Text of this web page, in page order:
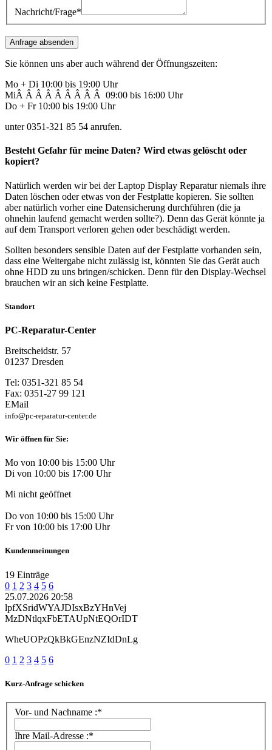
Nachricht/Frage*
Sie können uns aber auch während der Öffnungszeiten:
Mo + Di 10:00 bis 19:00 Uhr
MiÂ Â Â Â Â Â Â Â Â 09:00 bis 16:00 Uhr
Do + Fr 10:00 bis 19:00 Uhr
unter 0351-321 85 54 anrufen.
Besteht Gefahr für meine Daten? Wird etwas gelöscht oder
kopiert?
Natürlich werden wir bei der Laptop Display Reparatur niemals ihre
Daten löschen oder etwas von der Festplatte kopieren. Sie sollten
aber natürlich vorher eine Datensicherung durchführen (die ja
ohnehin laufend gemacht werden sollte?). Denn das Gerät könnte ja
auf dem Transport verloren gehen oder beschädigt werden.
Sollten besonders sensible Daten auf der Festplatte vorhanden sein,
dass eine Weitergabe nicht zulässig ist, könnten Sie das Gerät auch
ohne HDD zu uns bringen/schicken. Denn für den Display-Wechsel
brauchen wir an sich keine Festplatte.
Standort
PC-Reparatur-Center
Breitscheidstr. 57
01237 Dresden
Tel: 0351-321 85 54
Fax: 0351-27 99 121
EMail
info@pc-reparatur-center.de
Wir öffnen für Sie:
Mo von 10:00 bis 15:00 Uhr
Di von 10:00 bis 17:00 Uhr
Mi nicht geöffnet
Do von 10:00 bis 15:00 Uhr
Fr von 10:00 bis 17:00 Uhr
Kundenmeinungen
19 Einträge
0 1 2 3 4 5 6
25.07.2026 20:58
lpfXSridWYAJDIsxBzYHnVej
MzDNtlqxFbETAUpNtEQOrIDT
WheUOPzQkBkGEnzNZIdDnLg
0 1 2 3 4 5 6
Kurz-Anfrage schicken
Vor- und Nachname :*
Ihre Mail-Adresse :*